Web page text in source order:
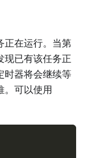
正在运行。当第
现已有该任务正
时器将会继续等
。可以使用